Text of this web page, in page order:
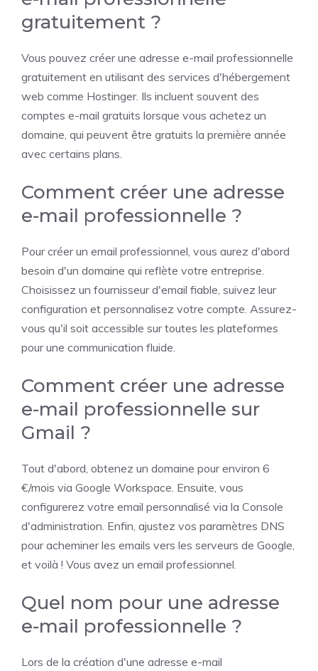
gratuitement ?
Vous pouvez créer une adresse e-mail professionnelle
gratuitement en utilisant des services d'hébergement
web comme Hostinger. Ils incluent souvent des
comptes e-mail gratuits lorsque vous achetez un
domaine, qui peuvent être gratuits la première année
avec certains plans.
Comment créer une adresse
e-mail professionnelle ?
Pour créer un email professionnel, vous aurez d'abord
besoin d'un domaine qui reflète votre entreprise.
Choisissez un fournisseur d'email fiable, suivez leur
configuration et personnalisez votre compte. Assurez-
vous qu'il soit accessible sur toutes les plateformes
pour une communication fluide.
Comment créer une adresse
e-mail professionnelle sur
Gmail ?
Tout d'abord, obtenez un domaine pour environ 6
€/mois via Google Workspace. Ensuite, vous
configurerez votre email personnalisé via la Console
d'administration. Enfin, ajustez vos paramètres DNS
pour acheminer les emails vers les serveurs de Google,
et voilà ! Vous avez un email professionnel.
Quel nom pour une adresse
e-mail professionnelle ?
Lors de la création d'une adresse e-mail